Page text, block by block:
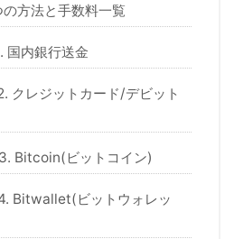
方法と手数料一覧
国内銀行送金
クレジットカード/デビット
Bitcoin(ビットコイン)
Bitwallet(ビットウォレッ